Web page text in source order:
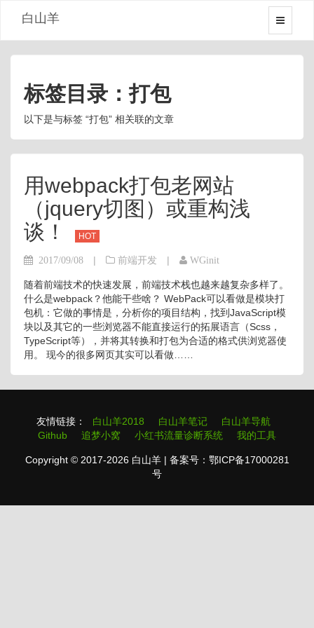
白山羊
标签目录：打包
以下是与标签 “打包” 相关联的文章
用webpack打包老网站
（jquery切图）或重构浅
谈！
HOT
2017/09/08 | 前端开发 | WGinit
随着前端技术的快速发展，前端技术栈也越来越复杂多样了。
什么是webpack？他能干些啥？ WebPack可以看做是模块打
包机：它做的事情是，分析你的项目结构，找到JavaScript模
块以及其它的一些浏览器不能直接运行的拓展语言（Scss，
TypeScript等），并将其转换和打包为合适的格式供浏览器使
用。 现今的很多网页其实可以看做……
友情链接： 白山羊2018 白山羊笔记
白山羊导航
Github
追梦小窝 小红书流量诊断系统 我的工具
Copyright © 2017-2026 白山羊 | 备案号：鄂ICP备17000281
号